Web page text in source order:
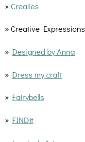
» Crealies
» Creative Expressions
» Designed by Anna
» Dress my craft
» Fairybells
» FINDit